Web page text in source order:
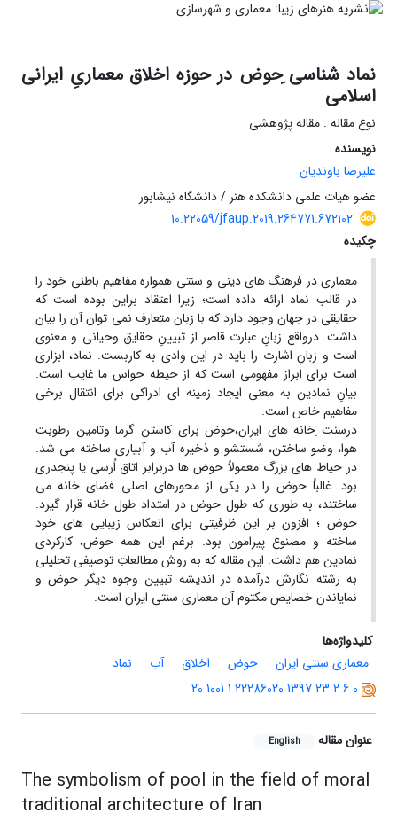
نماد شناسی ِحوض در حوزه اخلاق معماریِ ایرانی
اسلامی
نوع مقاله : مقاله پژوهشی
نویسنده
علیرضا باوندیان
عضو هیات علمی دانشکده هنر / دانشگاه نیشابور
10.22059/jfaup.2019.264771.672102
چکیده
معماری در فرهنگ های دینی و سنتی همواره مفاهیم باطنی خود را
در قالب نماد ارائه داده است؛ زیرا اعتقاد براین بوده است که
حقایقی در جهان وجود دارد که با زبان متعارف نمی توان آن را بیان
داشت. درواقع زبانِ عبارت قاصر از تبیینِ حقایق وحیانی و معنوی
است و زبانِ اشارت را باید در این وادی به کاربست. نماد، ابزاری
است برای ابراز مفهومی است که از حیطه حواس ما غایب است.
بیانِ نمادین به معنی ایجاد زمینه ای ادراکی برای انتقال برخی
مفاهیم خاص است.
درسنت ِخانه های ایران،حوض برای کاستن گرما وتامین رطوبت
هوا، وضو ساختن، شستشو و ذخیره آب و آبیاری ساخته می شد.
در حیاط های بزرگ معمولاً حوض ها دربرابر اتاق اُرسی یا پنجدری
بود. غالباً حوض را در یکی از محورهای اصلی فضای خانه می
ساختند، به طوری که طول حوض در امتداد طول خانه قرار گیرد.
حوض ؛ افزون بر این ظرفیتی برای انعکاس زیبایی های خود
ساخته و مصنوع پیرامون بود. برغم این همه حوض، کارکردی
نمادین هم داشت. این مقاله که به روش مطالعاتِ توصیفی تحلیلی
به رشته نگارش درآمده در اندیشه تبیین وجوه دیگر حوض و
نمایاندن خصایص مکتوم آن معماری سنتی ایران است.
کلیدواژه‌ها
معماری سنتی ایران
حوض اخلاق آب
نماد
20.1001.1.22286020.1397.23.2.6.0
عنوان مقاله English
The symbolism of pool in the field of moral
traditional architecture of Iran